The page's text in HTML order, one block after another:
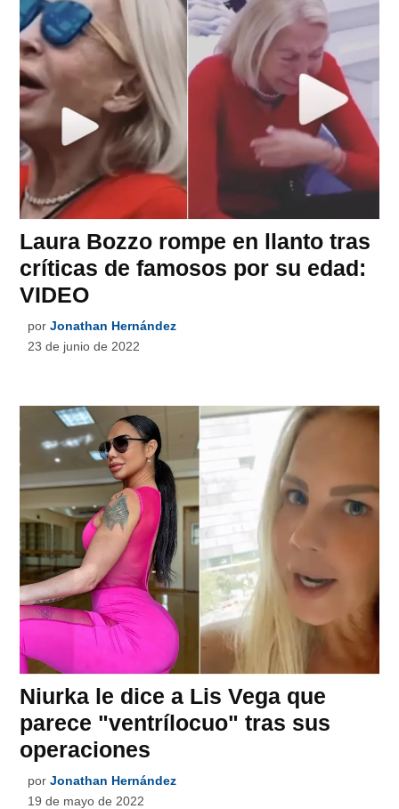
Laura Bozzo rompe en llanto tras
críticas de famosos por su edad:
VIDEO
por Jonathan Hernández
23 de junio de 2022
Niurka le dice a Lis Vega que
parece "ventrílocuo" tras sus
operaciones
por Jonathan Hernández
19 de mayo de 2022